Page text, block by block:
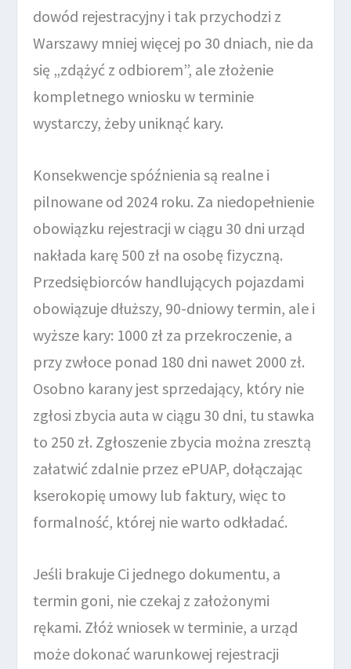
dowód rejestracyjny i tak przychodzi z
Warszawy mniej więcej po 30 dniach, nie da
się „zdążyć z odbiorem”, ale złożenie
kompletnego wniosku w terminie
wystarczy, żeby uniknąć kary.
Konsekwencje spóźnienia są realne i
pilnowane od 2024 roku. Za niedopełnienie
obowiązku rejestracji w ciągu 30 dni urząd
nakłada karę 500 zł na osobę fizyczną.
Przedsiębiorców handlujących pojazdami
obowiązuje dłuższy, 90-dniowy termin, ale i
wyższe kary: 1000 zł za przekroczenie, a
przy zwłoce ponad 180 dni nawet 2000 zł.
Osobno karany jest sprzedający, który nie
zgłosi zbycia auta w ciągu 30 dni, tu stawka
to 250 zł. Zgłoszenie zbycia można zresztą
załatwić zdalnie przez ePUAP, dołączając
kserokopię umowy lub faktury, więc to
formalność, której nie warto odkładać.
Jeśli brakuje Ci jednego dokumentu, a
termin goni, nie czekaj z założonymi
rękami. Złóż wniosek w terminie, a urząd
może dokonać warunkowej rejestracji